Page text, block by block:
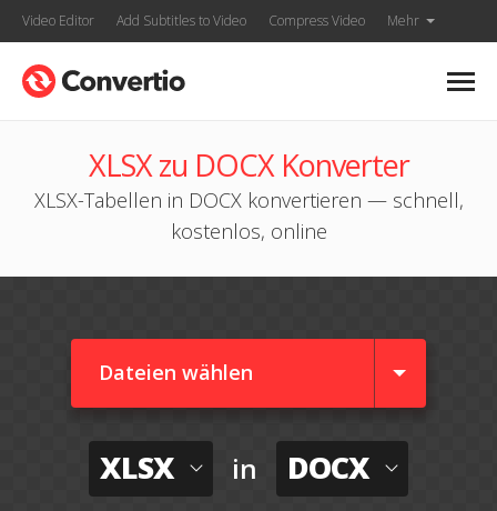
Video Editor Add Subtitles to Video Compress Video Mehr
XLSX zu DOCX Konverter
XLSX-Tabellen in DOCX konvertieren — schnell,
kostenlos, online
Dateien wählen
XLSX in DOCX